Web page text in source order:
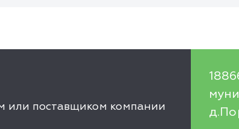
или поставщиком компании